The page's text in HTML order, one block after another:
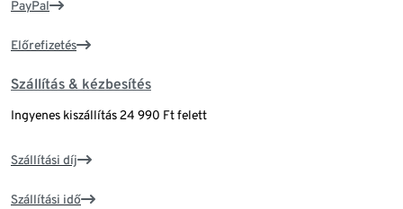
PayPal
Előrefizetés
Szállítás & kézbesítés
Ingyenes kiszállítás 24 990 Ft felett
Szállítási díj
Szállítási idő